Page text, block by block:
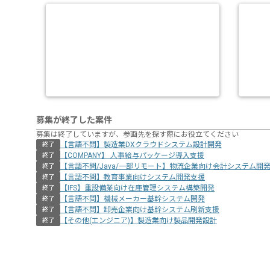
募集が終了した案件
募集は終了していますが、参画先を探す際にお役立てください
終了 【言語不問】製造業DXクラウドシステム設計開発
終了 【COMPANY】 人事給与パッケージ導入支援
終了 【言語不問/Java/一部リモート】物流企業向け会計システム開発
終了 【言語不問】教育事業向けシステム開発支援
終了 【IFS】重設備業向け在庫管理システム構築開発
終了 【言語不問】機械メーカー基幹システム開発
終了 【言語不問】卸売企業向け基幹システム刷新支援
終了 【その他(エンジニア)】製造業向け製品開発設計